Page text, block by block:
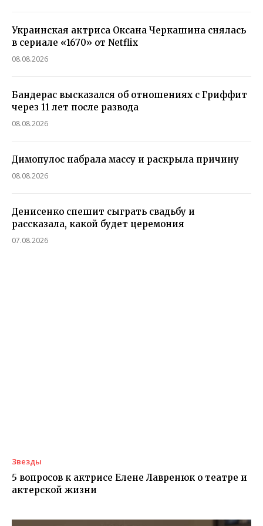
Украинская актриса Оксана Черкашина снялась
в сериале «1670» от Netflix
08.08.2026
Бандерас высказался об отношениях с Гриффит
через 11 лет после развода
08.08.2026
Димопулос набрала массу и раскрыла причину
08.08.2026
Денисенко спешит сыграть свадьбу и
рассказала, какой будет церемония
07.08.2026
Звезды
5 вопросов к актрисе Елене Лавренюк о театре и
актерской жизни